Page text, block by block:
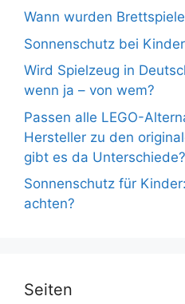
Wann wurden
Sonnenschutz bei
Wird Spielzeug in
wenn ja – von wem?
Passen alle LEGO-
Hersteller zu den
gibt es da Unterschiede?
Sonnenschutz für
achten?
Seiten